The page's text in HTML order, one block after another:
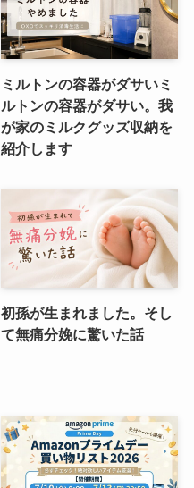
ミルトンの容器がダサいミ
ルトンの容器がダサい。我
が家のミルクグッズ収納を
紹介します
初孫が生まれました。そし
て無痛分娩に驚いた話